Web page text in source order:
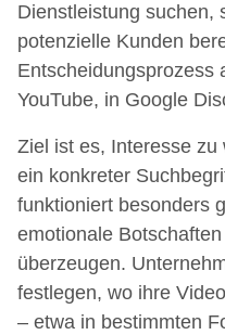
Dienstleistung suchen,
potenzielle Kunden
Entscheidungsprozess
YouTube, in Google
Ziel ist es, Interesse
ein konkreter
funktioniert besonders
emotionale
überzeugen.
festlegen, wo ihre
– etwa in bestimmten